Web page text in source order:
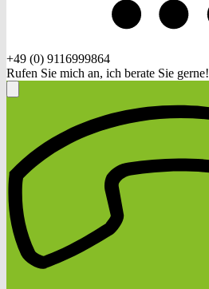
+49 (0) 9116999864
Rufen Sie mich an, ich berate Sie gerne!